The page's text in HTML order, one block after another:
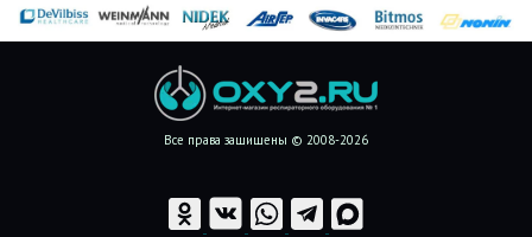
Все права защищены © 2008-2026